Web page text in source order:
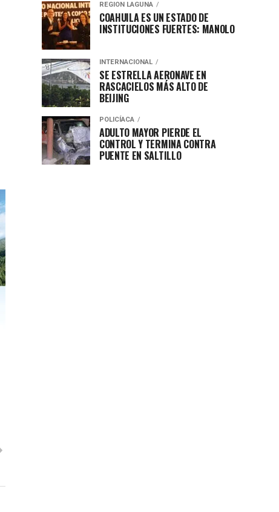
REGION LAGUNA
COAHUILA ES UN ESTADO DE
INSTITUCIONES FUERTES: MANOLO
INTERNACIONAL
SE ESTRELLA AERONAVE EN
RASCACIELOS MÁS ALTO DE
BEIJING
POLICÍACA
ADULTO MAYOR PIERDE EL
CONTROL Y TERMINA CONTRA
PUENTE EN SALTILLO